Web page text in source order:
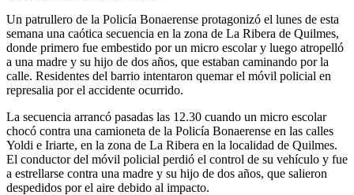
Un patrullero de la Policía Bonaerense protagonizó el lunes de esta
semana una caótica secuencia en la zona de La Ribera de Quilmes,
donde primero fue embestido por un micro escolar y luego atropelló
a una madre y su hijo de dos años, que estaban caminando por la
calle. Residentes del barrio intentaron quemar el móvil policial en
represalia por el accidente ocurrido.
La secuencia arrancó pasadas las 12.30 cuando un micro escolar
chocó contra una camioneta de la Policía Bonaerense en las calles
Yoldi e Iriarte, en la zona de La Ribera en la localidad de Quilmes.
El conductor del móvil policial perdió el control de su vehículo y fue
a estrellarse contra una madre y su hijo de dos años, que salieron
despedidos por el aire debido al impacto.